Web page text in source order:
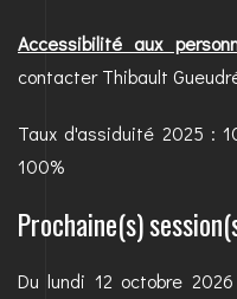
Accessibilité aux
contacter Thibault
Taux d'assiduité 2025 :
100%
Prochaine(s)
Du lundi 12 octobre